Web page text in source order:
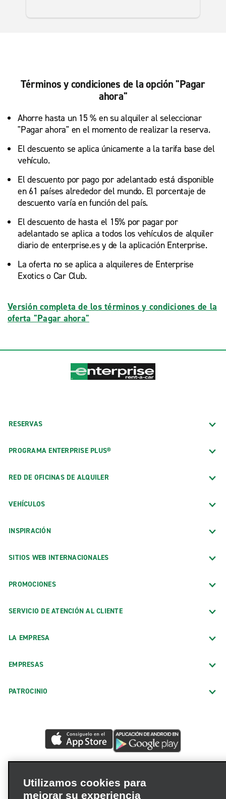
Términos y condiciones de la opción "Pagar
ahora"
Ahorre hasta un 15 % en su alquiler al seleccionar
"Pagar ahora" en el momento de realizar la reserva.
El descuento se aplica únicamente a la tarifa base del
vehículo.
El descuento por pago por adelantado está disponible
en 61 países alrededor del mundo. El porcentaje de
descuento varía en función del país.
El descuento de hasta el 15% por pagar por
adelantado se aplica a todos los vehículos de alquiler
diario de enterprise.es y de la aplicación Enterprise.
La oferta no se aplica a alquileres de Enterprise
Exotics o Car Club.
Versión completa de los términos y condiciones de la
oferta "Pagar ahora"
RESERVAS
PROGRAMA ENTERPRISE PLUS®
RED DE OFICINAS DE ALQUILER
VEHÍCULOS
INSPIRACIÓN
SITIOS WEB INTERNACIONALES
PROMOCIONES
SERVICIO DE ATENCIÓN AL CLIENTE
LA EMPRESA
EMPRESAS
PATROCINIO
Utilizamos cookies para
mejorar su experiencia